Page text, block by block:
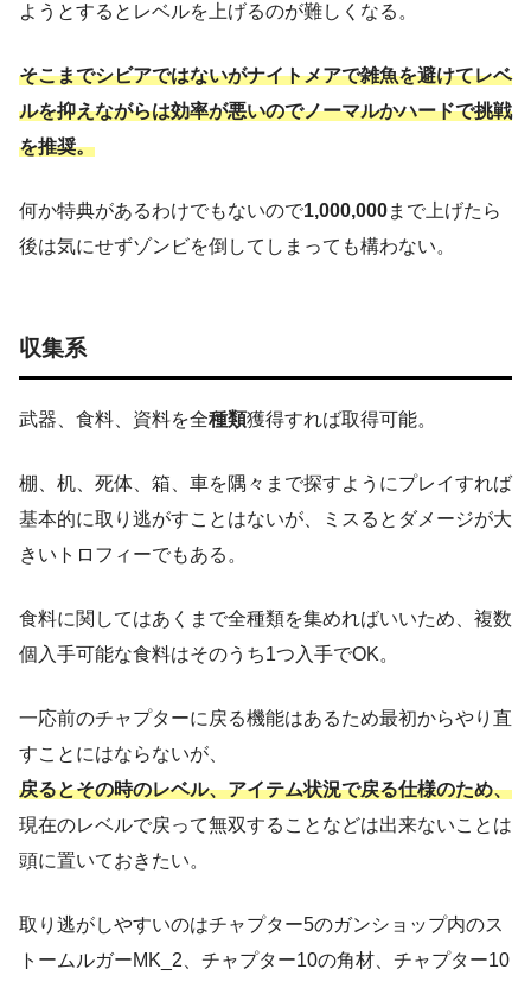
ようとするとレベルを上げるのが難しくなる。
そこまでシビアではないがナイトメアで雑魚を避けてレベ
ルを抑えながらは効率が悪いのでノーマルかハードで挑戦
を推奨。
何か特典があるわけでもないので1,000,000まで上げたら
後は気にせずゾンビを倒してしまっても構わない。
収集系
武器、食料、資料を全種類獲得すれば取得可能。
棚、机、死体、箱、車を隅々まで探すようにプレイすれば
基本的に取り逃がすことはないが、ミスるとダメージが大
きいトロフィーでもある。
食料に関してはあくまで全種類を集めればいいため、複数
個入手可能な食料はそのうち1つ入手でOK。
一応前のチャプターに戻る機能はあるため最初からやり直
すことにはならないが、
戻るとその時のレベル、アイテム状況で戻る仕様のため、
現在のレベルで戻って無双することなどは出来ないことは
頭に置いておきたい。
取り逃がしやすいのはチャプター5のガンショップ内のス
トームルガーMK_2、チャプター10の角材、チャプター10